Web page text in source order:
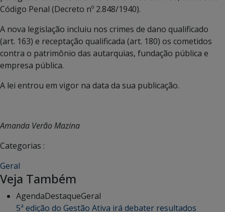
Código Penal (Decreto nº 2.848/1940).
A nova legislação incluiu nos crimes de dano qualificado
(art. 163) e receptação qualificada (art. 180) os cometidos
contra o patrimônio das autarquias, fundação pública e
empresa pública.
A lei entrou em vigor na data da sua publicação.
Amanda Verão Mazina
Categorias :
Geral
Veja Também
AgendaDestaqueGeral
5ª edição do Gestão Ativa irá debater resultados